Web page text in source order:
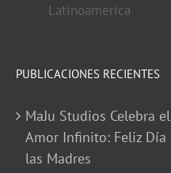
Latinoamerica
PUBLICACIONES RECIENTES
MaJu Studios Celebra el
Amor Infinito: Feliz Día
las Madres